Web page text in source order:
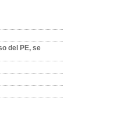
del PE, se